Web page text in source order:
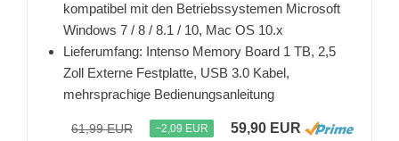
kompatibel mit den Betriebssystemen Microsoft
Windows 7 / 8 / 8.1 / 10, Mac OS 10.x
Lieferumfang: Intenso Memory Board 1 TB, 2,5
Zoll Externe Festplatte, USB 3.0 Kabel,
mehrsprachige Bedienungsanleitung
61,99 EUR −2,09 EUR 59,90 EUR